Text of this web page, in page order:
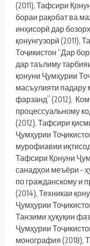
(2011), Тафсири
бораи рақобат ва
инҳисорӣ дар
қонунгузорӣ (2011),
Тоҷикистон “Дар
дар таълиму
қонуни Ҷумҳурии
масъулияти падару
фарзанд” (2012),
процессуальному
(2012), Тафсири
Ҷумҳурии
мурофиавии
Тафсири Қонуни
санадҳои меъёри –
по гражданскому и
(2014), Техникаи
Ҷумҳурии
Танзими ҳуқуқии
Ҷумҳурии
монография (2018),